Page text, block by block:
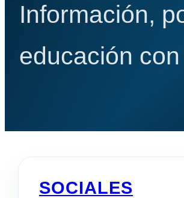
Información,
educación
SOCIALES